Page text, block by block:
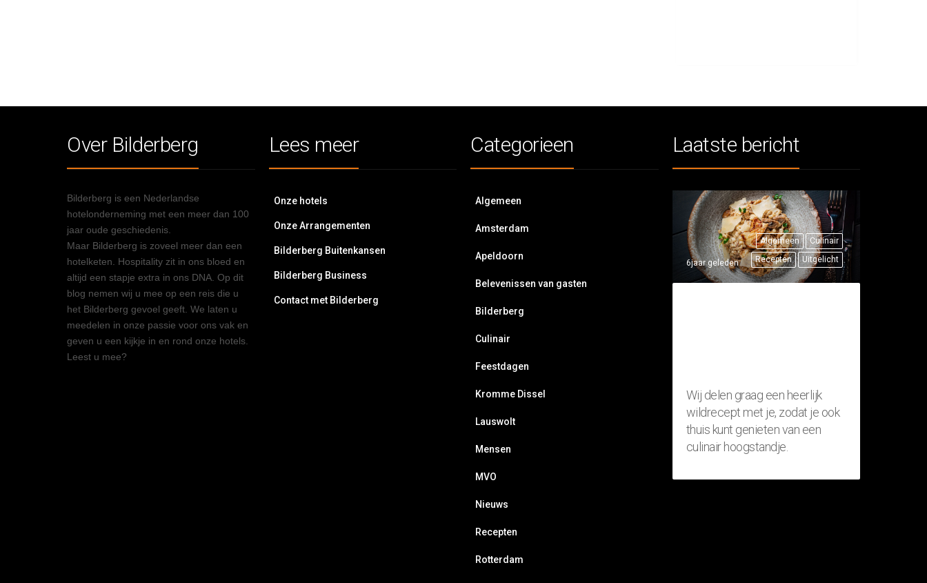
Over Bilderberg
Bilderberg is een Nederlandse
hotelonderneming met een meer dan 100
jaar oude geschiedenis.
Maar Bilderberg is zoveel meer dan een
hotelketen. Hospitality zit in ons bloed en
altijd een stapje extra in ons DNA. Op dit
blog nemen wij u mee op een reis die u
het Bilderberg gevoel geeft. We laten u
meedelen in onze passie voor ons vak en
geven u een kijkje in en rond onze hotels.
Leest u mee?
Lees meer
Onze hotels
Onze Arrangementen
Bilderberg Buitenkansen
Bilderberg Business
Contact met Bilderberg
Categorieen
Algemeen
Amsterdam
Apeldoorn
Belevenissen van gasten
Bilderberg
Culinair
Feestdagen
Kromme Dissel
Lauswolt
Mensen
MVO
Nieuws
Recepten
Rotterdam
Laatste bericht
Algemeen
Culinair
Recepten
Uitgelicht
6jaar geleden
Wij delen graag een heerlijk
wildrecept met je, zodat je ook
thuis kunt genieten van een
culinair hoogstandje.